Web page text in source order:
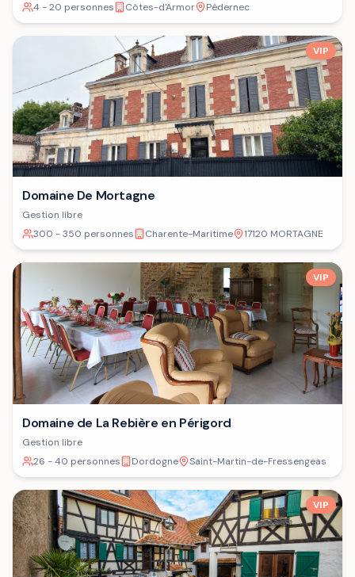
4 - 20 personnes
Côtes-d'Armor Pédernec
VIP
Domaine De Mortagne
Gestion libre
300 - 350 personnes
Charente-Maritime 17120 MORTAGNE
VIP
Domaine de La Rebière en Périgord
Gestion libre
26 - 40 personnes
Dordogne Saint-Martin-de-Fressengeas
VIP